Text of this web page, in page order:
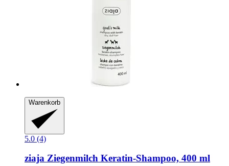
Warenkorb
5.0 (4)
ziaja Ziegenmilch Keratin-​Shampoo, 400 ml